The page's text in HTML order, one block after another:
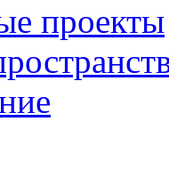
проекты